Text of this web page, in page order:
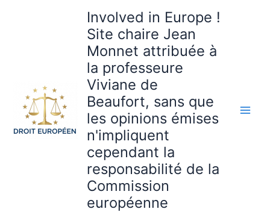
Involved in Europe !
Site chaire Jean
Monnet attribuée à
la professeure
Viviane de
Beaufort, sans que
les opinions émises
n'impliquent
cependant la
responsabilité de la
Commission
européenne